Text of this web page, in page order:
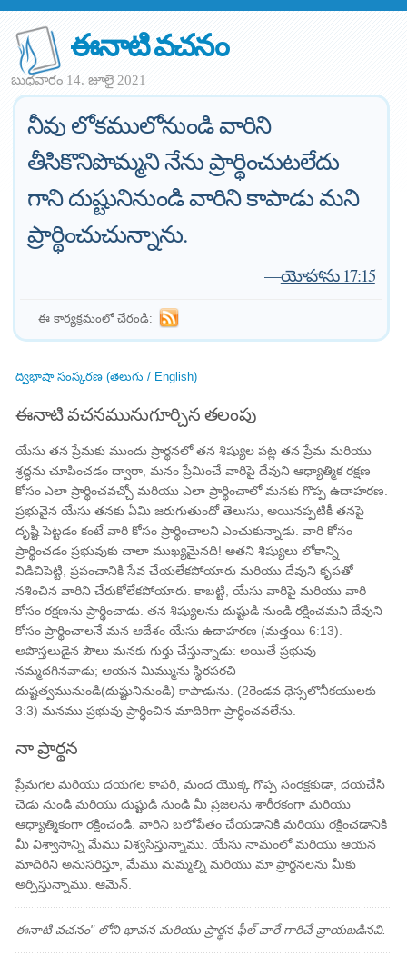
ఈనాటి వచనం
బుధవారం 14. జూలై 2021
నీవు లోకములోనుండి వారిని
తీసికొనిపొమ్మని నేను ప్రార్థించుటలేదు
గాని దుష్టునినుండి వారిని కాపాడు మని
ప్రార్థించుచున్నాను.
—యోహాను 17:15
ఈ కార్యక్రమంలో చేరండి:
ద్విభాషా సంస్కరణ (తెలుగు / English)
ఈనాటి వచనమునుగూర్చిన తలంపు
యేసు తన ప్రేమకు ముందు ప్రార్థనలో తన శిష్యుల పట్ల తన ప్రేమ మరియు
శ్రద్ధను చూపించడం ద్వారా, మనం ప్రేమించే వారిపై దేవుని ఆధ్యాత్మిక రక్షణ
కోసం ఎలా ప్రార్థించవచ్చో మరియు ఎలా ప్రార్థించాలో మనకు గొప్ప ఉదాహరణ.
ప్రభువైన యేసు తనకు ఏమి జరుగుతుందో తెలుసు, అయినప్పటికీ తనపై
దృష్టి పెట్టడం కంటే వారి కోసం ప్రార్థించాలని ఎంచుకున్నాడు. వారి కోసం
ప్రార్థించడం ప్రభువుకు చాలా ముఖ్యమైనది! అతని శిష్యులు లోకాన్ని
విడిచిపెట్టి, ప్రపంచానికి సేవ చేయలేకపోయారు మరియు దేవుని కృపతో
నశించిన వారిని చేరుకోలేకపోయారు. కాబట్టి, యేసు వారిపై మరియు వారి
కోసం రక్షణను ప్రార్థించాడు. తన శిష్యులను దుష్టుడి నుండి రక్షించమని దేవుని
కోసం ప్రార్థించాలనే మన ఆదేశం యేసు ఉదాహరణ (మత్తయి 6:13).
అపొస్తలుడైన పౌలు మనకు గుర్తు చేస్తున్నాడు: అయితే ప్రభువు
నమ్మదగినవాడు; ఆయన మిమ్మును స్థిరపరచి
దుష్టత్వమునుండి(దుష్టునినుండి) కాపాడును. (2రెండవ థెస్సలొనీకయులకు
3:3) మనము ప్రభువు ప్రార్ధించిన మాదిరిగా ప్రార్ధించవలేను.
నా ప్రార్థన
ప్రేమగల మరియు దయగల కాపరి, మంద యొక్క గొప్ప సంరక్షకుడా, దయచేసి
చెడు నుండి మరియు దుష్టుడి నుండి మీ ప్రజలను శారీరకంగా మరియు
ఆధ్యాత్మికంగా రక్షించండి. వారిని బలోపేతం చేయడానికి మరియు రక్షించడానికి
మీ విశ్వాసాన్ని మేము విశ్వసిస్తున్నాము. యేసు నామంలో మరియు ఆయన
మాదిరిని అనుసరిస్తూ, మేము మమ్మల్ని మరియు మా ప్రార్థనలను మీకు
అర్పిస్తున్నాము. ఆమెన్.
ఈనాటి వచనం" లోని భావన మరియు ప్రార్థన ఫీల్ వారే గారిచే వ్రాయబడినవి.